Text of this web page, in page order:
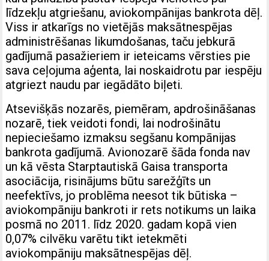
līdzekļu atgriešanu, aviokompānijas bankrota dēļ.
Viss ir atkarīgs no vietējās maksātnespējas
administrēšanas likumdošanas, taču jebkurā
gadījumā pasažieriem ir ieteicams vērsties pie
sava ceļojuma aģenta, lai noskaidrotu par iespēju
atgriezt naudu par iegādāto biļeti.
Atsevišķās nozarēs, piemēram, apdrošināšanas
nozarē, tiek veidoti fondi, lai nodrošinātu
nepieciešamo izmaksu segšanu kompānijas
bankrota gadījumā. Avionozarē šāda fonda nav
un kā vēsta Starptautiskā Gaisa transporta
asociācija, risinājums būtu sarežģīts un
neefektīvs, jo problēma neesot tik būtiska –
aviokompāniju bankroti ir rets notikums un laika
posmā no 2011. līdz 2020. gadam kopā vien
0,07% cilvēku varētu tikt ietekmēti
aviokompāniju maksātnespējas dēļ.